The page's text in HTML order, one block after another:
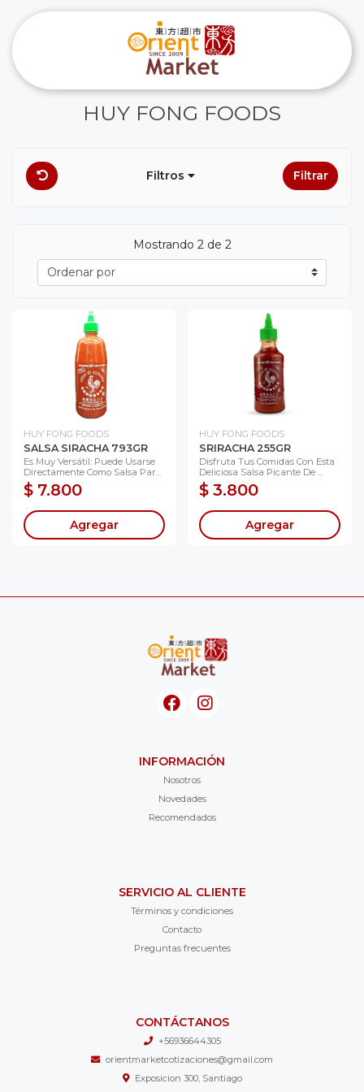
HUY FONG FOODS
Filtros Filtrar
Mostrando 2 de 2
HUY FONG FOODS
SALSA SIRACHA 793GR
Es Muy Versátil: Puede Usarse
Directamente Como Salsa Par...
$ 7.800
Agregar
HUY FONG FOODS
SRIRACHA 255GR
Disfruta Tus Comidas Con Esta
Deliciosa Salsa Picante De ...
$ 3.800
Agregar
INFORMACIÓN
Nosotros
Novedades
Recomendados
SERVICIO AL CLIENTE
Términos y condiciones
Contacto
Preguntas frecuentes
CONTÁCTANOS
+56936644305
orientmarketcotizaciones@gmail.com
Exposicion 300, Santiago